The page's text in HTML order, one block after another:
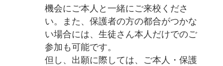
機会にご本人と一緒にご来校くださ
い。また、保護者の方の都合がつかな
い場合には、生徒さん本人だけでのご
参加も可能です。
但し、出願に際しては、ご本人・保護